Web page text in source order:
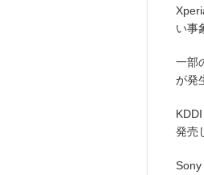
い事
一部
が発
発売